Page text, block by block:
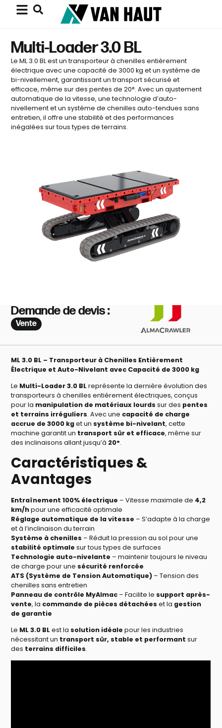
Multi-Loader 3.0 BL
Le ML 3.0 BL est un transporteur à chenilles entièrement
électrique avec une capacité de 3000 kg et un système de
bi-nivellement, garantissant un transport sécurisé et
efficace, même sur des pentes de 20°. Avec un ajustement
automatique de la vitesse, une technologie d’auto-
nivellement et un système de chenilles auto-tendues sans
entretien, il offre une stabilité et des performances
inégalées sur tous types de terrains.
Demande de devis :
Vente
ML 3.0 BL – Transporteur à Chenilles Entièrement
Électrique et Auto-Nivelant avec Capacité de 3000 kg
Le Multi-Loader 3.0 BL représente la dernière évolution des
transporteurs à chenilles entièrement électriques, conçus
pour la manipulation de matériaux lourds sur des pentes
et terrains irréguliers. Avec une capacité de charge
accrue de 3000 kget un système bi-nivelant, cette
machine garantit un transport sûr et efficace, même sur
des inclinaisons allant jusqu’à 20°.
Caractéristiques &
Avantages
Entraînement 100% électrique – Vitesse maximale de 4,2
km/hpour une efficacité optimale
Réglage automatique de la vitesse – S’adapte à la charge
et à l’inclinaison du terrain
Système à chenilles – Réduit la pression au sol pour une
stabilité optimale sur tous types de surfaces
Technologie auto-nivelante – maintenir toujours le niveau
de charge pour une sécurité renforcée
ATS (Système de Tension Automatique) – Tension des
chenilles sans entretien
Panneau de contrôle MyAlmac – Facilite le support après-
vente, la commande de pièces détachées et la gestion
de garantie
Le ML 3.0 BL est la solution idéale pour les industries
nécessitant un transport sûr, stable et performant sur
des terrains difficiles.